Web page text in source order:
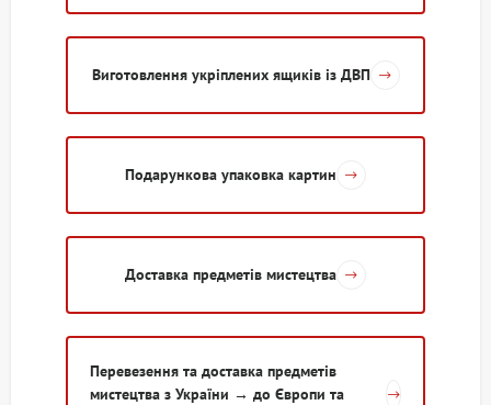
Виготовлення укріплених ящиків із ДВП
Подарункова упаковка картин
Доставка предметів мистецтва
Перевезення та доставка предметів
мистецтва з України → до Європи та